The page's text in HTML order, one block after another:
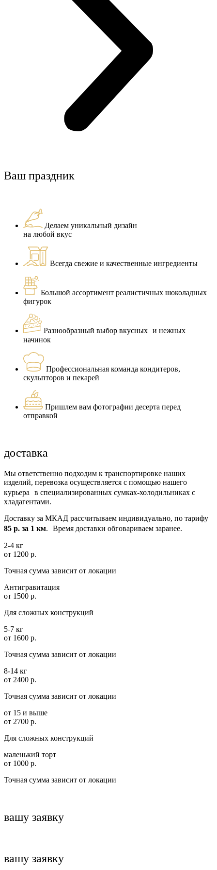
Ваш праздник
Делаем уникальный дизайн
на любой вкус
Всегда свежие и качественные ингредиенты
Большой ассортимент реалистичных шоколадных
фигурок
Разнообразный выбор вкусных и нежных
начинок
Профессиональная команда кондитеров,
скульпторов и пекарей
Пришлем вам фотографии десерта перед
отправкой
доставка
Мы ответственно подходим к транспортировке наших
изделий, перевозка осуществляется с помощью нашего
курьера в специализированных сумках-холодильниках с
хладагентами.
Доставку за МКАД рассчитываем индивидуально, по тарифу
85 р. за 1 км. Время доставки обговариваем заранее.
2-4 кг
от 1200 р.
Точная сумма зависит от локации
Антигравитация
от 1500 р.
Для сложных конструкций
5-7 кг
от 1600 р.
Точная сумма зависит от локации
8-14 кг
от 2400 р.
Точная сумма зависит от локации
от 15 и выше
от 2700 р.
Для сложных конструкций
маленький торт
от 1000 р.
Точная сумма зависит от локации
вашу заявку
вашу заявку